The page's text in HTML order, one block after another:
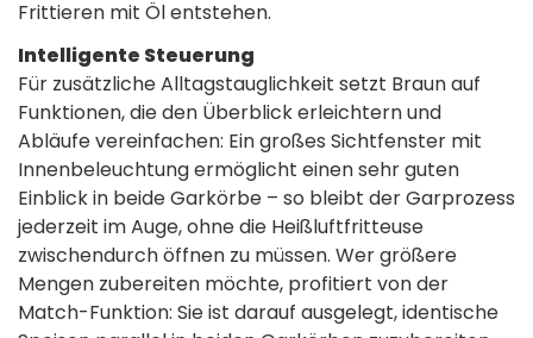
Frittieren mit Öl entstehen.
Intelligente Steuerung
Für zusätzliche Alltagstauglichkeit setzt Braun auf
Funktionen, die den Überblick erleichtern und
Abläufe vereinfachen: Ein großes Sichtfenster mit
Innenbeleuchtung ermöglicht einen sehr guten
Einblick in beide Garkörbe – so bleibt der Garprozess
jederzeit im Auge, ohne die Heißluftfritteuse
zwischendurch öffnen zu müssen. Wer größere
Mengen zubereiten möchte, profitiert von der
Match-Funktion: Sie ist darauf ausgelegt, identische